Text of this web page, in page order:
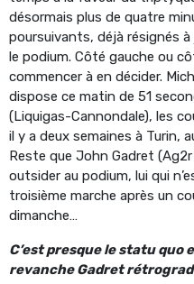
désormais plus de quatre
poursuivants, déjà résignés
le podium. Côté gauche ou
commencer à en décider.
dispose ce matin de 51
(Liquigas-Cannondale), les
il y a deux semaines à Turin,
Reste que John Gadret
outsider au podium, lui qui
troisième marche après un
dimanche…
C’est presque le statu quo
revanche Gadret